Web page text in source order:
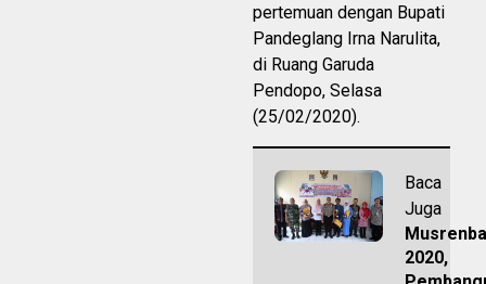
pertemuan dengan Bupati
Pandeglang Irna Narulita,
di Ruang Garuda
Pendopo, Selasa
(25/02/2020).
Baca
Juga
2020,